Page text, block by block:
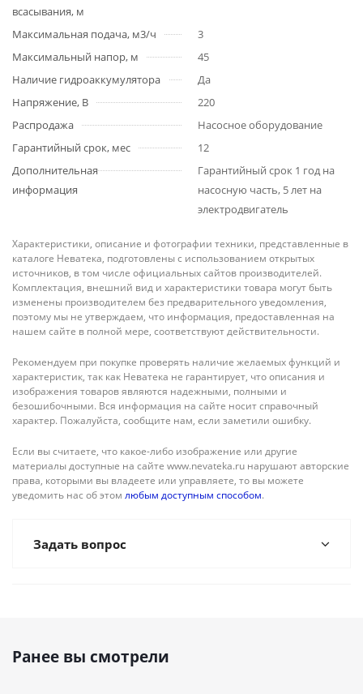
всасывания, м
Максимальная подача, м3/ч
3
Максимальный напор, м
45
Наличие гидроаккумулятора
Да
Напряжение, В
220
Распродажа
Насосное оборудование
Гарантийный срок, мес
12
Дополнительная
информация
Гарантийный срок 1 год на
насосную часть, 5 лет на
электродвигатель
Характеристики, описание и фотографии техники, представленные в
каталоге Неватека, подготовлены с использованием открытых
источников, в том числе официальных сайтов производителей.
Комплектация, внешний вид и характеристики товара могут быть
изменены производителем без предварительного уведомления,
поэтому мы не утверждаем, что информация, предоставленная на
нашем сайте в полной мере, соответствуют действительности.
Рекомендуем при покупке проверять наличие желаемых функций и
характеристик, так как Неватека не гарантирует, что описания и
изображения товаров являются надежными, полными и
безошибочными. Вся информация на сайте носит справочный
характер. Пожалуйста, сообщите нам, если заметили ошибку.
Если вы считаете, что какое-либо изображение или другие
материалы доступные на сайте www.nevateka.ru нарушают авторские
права, которыми вы владеете или управляете, то вы можете
уведомить нас об этом любым доступным способом.
Задать вопрос
Ранее вы смотрели